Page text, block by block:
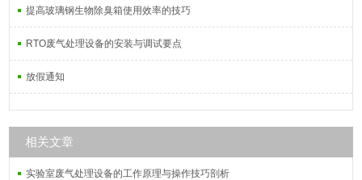
提高玻璃钢生物除臭箱使用效率的技巧
RTO废气处理设备的安装与调试要点
放假通知
相关文章
实验室废气处理设备的工作原理与操作技巧剖析